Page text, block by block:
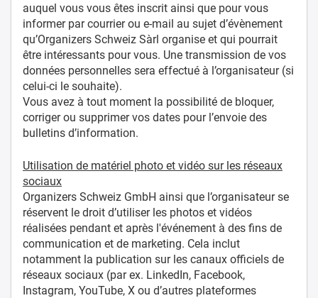
auquel vous vous êtes inscrit ainsi que pour vous
informer par courrier ou e-mail au sujet d’évènement
qu’Organizers Schweiz Sàrl organise et qui pourrait
être intéressants pour vous. Une transmission de vos
données personnelles sera effectué à l’organisateur (si
celui-ci le souhaite).
Vous avez à tout moment la possibilité de bloquer,
corriger ou supprimer vos dates pour l’envoie des
bulletins d’information.
Utilisation de matériel photo et vidéo sur les réseaux
sociaux
Organizers Schweiz GmbH ainsi que l’organisateur se
réservent le droit d’utiliser les photos et vidéos
réalisées pendant et après l'événement à des fins de
communication et de marketing. Cela inclut
notamment la publication sur les canaux officiels de
réseaux sociaux (par ex. LinkedIn, Facebook,
Instagram, YouTube, X ou d’autres plateformes